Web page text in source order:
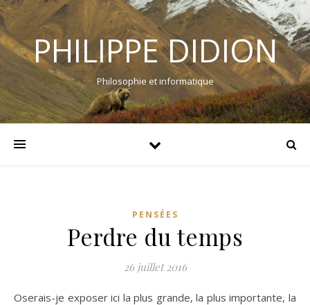
PHILIPPE DIDION
Philosophie et informatique
PENSÉES
Perdre du temps
26 juillet 2016
Oserais-je exposer ici la plus grande, la plus importante, la